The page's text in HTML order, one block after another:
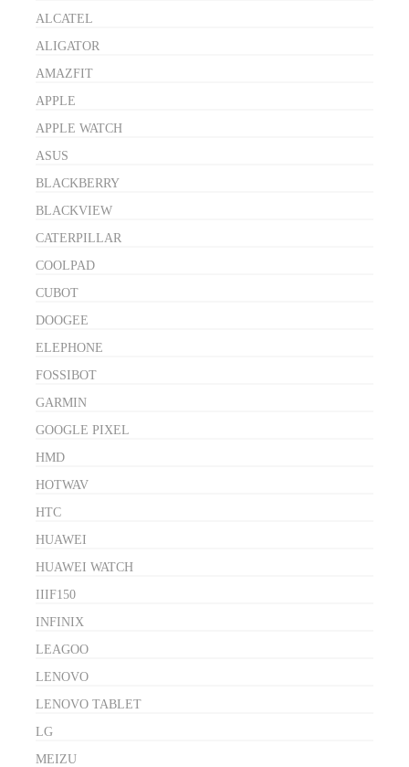
ALCATEL
ALIGATOR
AMAZFIT
APPLE
APPLE WATCH
ASUS
BLACKBERRY
BLACKVIEW
CATERPILLAR
COOLPAD
CUBOT
DOOGEE
ELEPHONE
FOSSIBOT
GARMIN
GOOGLE PIXEL
HMD
HOTWAV
HTC
HUAWEI
HUAWEI WATCH
IIIF150
INFINIX
LEAGOO
LENOVO
LENOVO TABLET
LG
MEIZU